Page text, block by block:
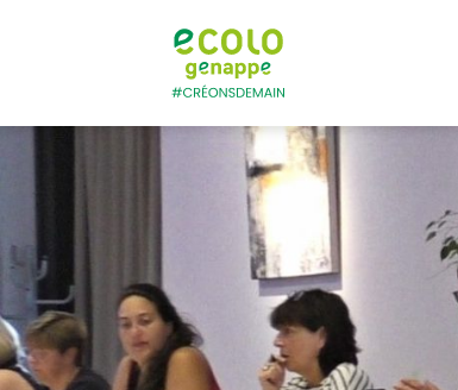
Ecolo –